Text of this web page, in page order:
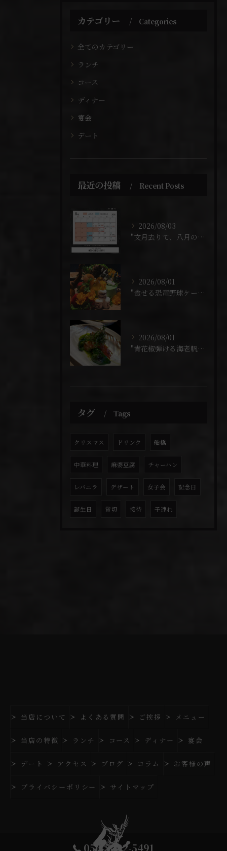
カテゴリー Categories
全てのカテゴリー
ランチ
コース
ディナー
宴会
デート
最近の投稿 Recent Posts
2026/08/03
"文月去りて、八月の暦"
2026/08/01
"食せる恐竜野球ケーキ"
2026/08/01
"青花椒弾ける海老帆立"
タグ Tags
クリスマス ドリンク 船橋
中華料理 麻婆豆腐 チャーハン
レバニラ デザート 女子会 記念日
誕生日 貸切 接待 子連れ
050-5492-5491
当店について よくある質問 ご挨拶 メニュー
当店の特徴 ランチ コース ディナー 宴会
デート アクセス ブログ コラム お客様の声
プライバシーポリシー サイトマップ